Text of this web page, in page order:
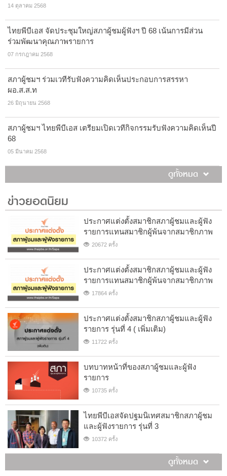
14 ตุลาคม 2568
ไทยพีบีเอส จัดประชุมใหญ่สภาผู้ชมผู้ฟังฯ ปี 68 เน้นการมีส่วน
ร่วมพัฒนาคุณภาพรายการ
07 กรกฎาคม 2568
สภาผู้ชมฯ ร่วมเวทีรับฟังความคิดเห็นประกอบการสรรหา
ผอ.ส.ส.ท
26 มิถุนายน 2568
สภาผู้ชมฯ ไทยพีบีเอส เตรียมเปิดเวทีกิจกรรมรับฟังความคิดเห็นปี
68
05 มีนาคม 2568
ดูทั้งหมด
ข่าวยอดนิยม
ประกาศแต่งตั้งสมาชิกสภาผู้ชมและผู้ฟัง
รายการแทนสมาชิกผู้พ้นจากสมาชิกภาพ
20672 ครั้ง
ประกาศแต่งตั้งสมาชิกสภาผู้ชมและผู้ฟัง
รายการแทนสมาชิกผู้พ้นจากสมาชิกภาพ
17864 ครั้ง
ประกาศแต่งตั้งสมาชิกสภาผู้ชมและผู้ฟัง
รายการ รุ่นที่ 4 ( เพิ่มเติม)
11722 ครั้ง
บทบาทหน้าที่ของสภาผู้ชมและผู้ฟัง
รายการ
10735 ครั้ง
ไทยพีบีเอสจัดปฐมนิเทศสมาชิกสภาผู้ชม
และผู้ฟังรายการ รุ่นที่ 3
10372 ครั้ง
ดูทั้งหมด